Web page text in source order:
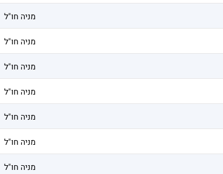
מניה חו"ל
מניה חו"ל
מניה חו"ל
מניה חו"ל
מניה חו"ל
מניה חו"ל
מניה חו"ל